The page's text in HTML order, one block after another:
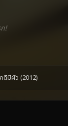
!
ดีมีผัว (2012)